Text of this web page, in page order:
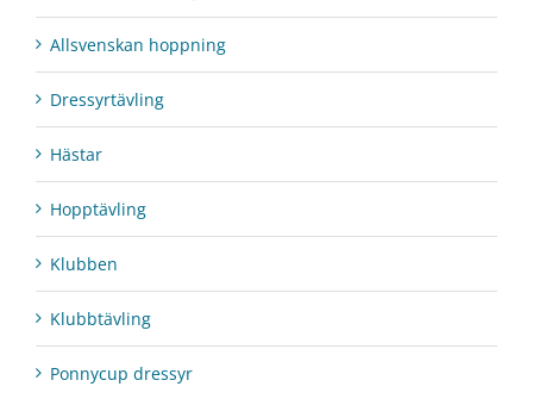
Allsvenskan hoppning
Dressyrtävling
Hästar
Hopptävling
Klubben
Klubbtävling
Ponnycup dressyr